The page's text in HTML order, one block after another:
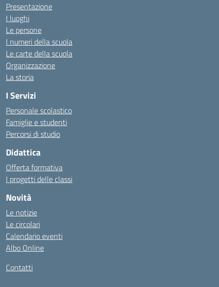
Presentazione
I luoghi
Le persone
I numeri della scuola
Le carte della scuola
Organizzazione
La storia
I Servizi
Personale scolastico
Famiglie e studenti
Percorsi di studio
Didattica
Offerta formativa
I progetti delle classi
Novità
Le notizie
Le circolari
Calendario eventi
Albo Online
Contatti